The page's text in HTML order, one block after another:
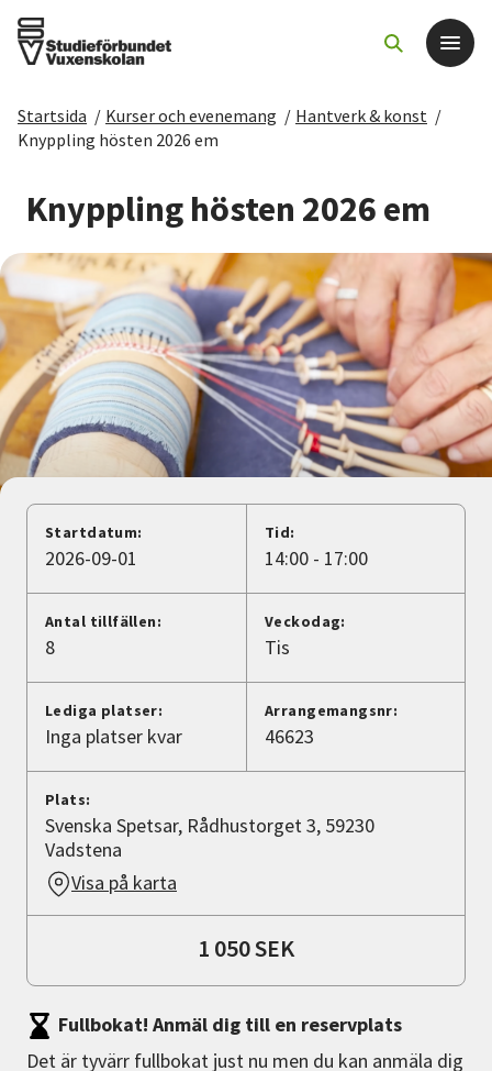
Det här gör vi
För dig som
Sök kurser och evenemang
Om SV
Starta studiecirkel
Cirkelledare
Nyheter
Avdelningar
Lyssna
Startsida / Kurser och evenemang / Hantverk & konst /
Knyppling hösten 2026 em
Knyppling hösten 2026 em
Startdatum:
2026-09-01
Tid:
14:00 - 17:00
Antal tillfällen:
8
Veckodag:
Tis
Lediga platser:
Inga platser kvar
Arrangemangsnr:
46623
Plats:
Svenska Spetsar, Rådhustorget 3, 59230
Vadstena
Visa på karta
1 050 SEK
Fullbokat! Anmäl dig till en reservplats
Det är tyvärr fullbokat just nu men du kan anmäla dig